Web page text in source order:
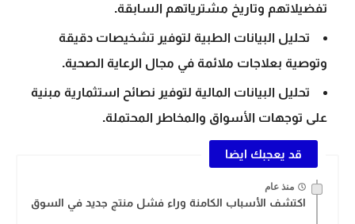
تفضيلاتهم وتاريخ مشترياتهم السابقة.
تحليل البيانات الطبية لتوفير تشخيصات دقيقة
وتوصية بعلاجات ملائمة في مجال الرعاية الصحية.
تحليل البيانات المالية لتوفير نصائح استثمارية مبنية
على توجهات الأسواق والمخاطر المحتملة.
قد يعجبك ايضا
منذ عام
اكتشف الأسباب الكامنة وراء فشل منتج جديد في السوق